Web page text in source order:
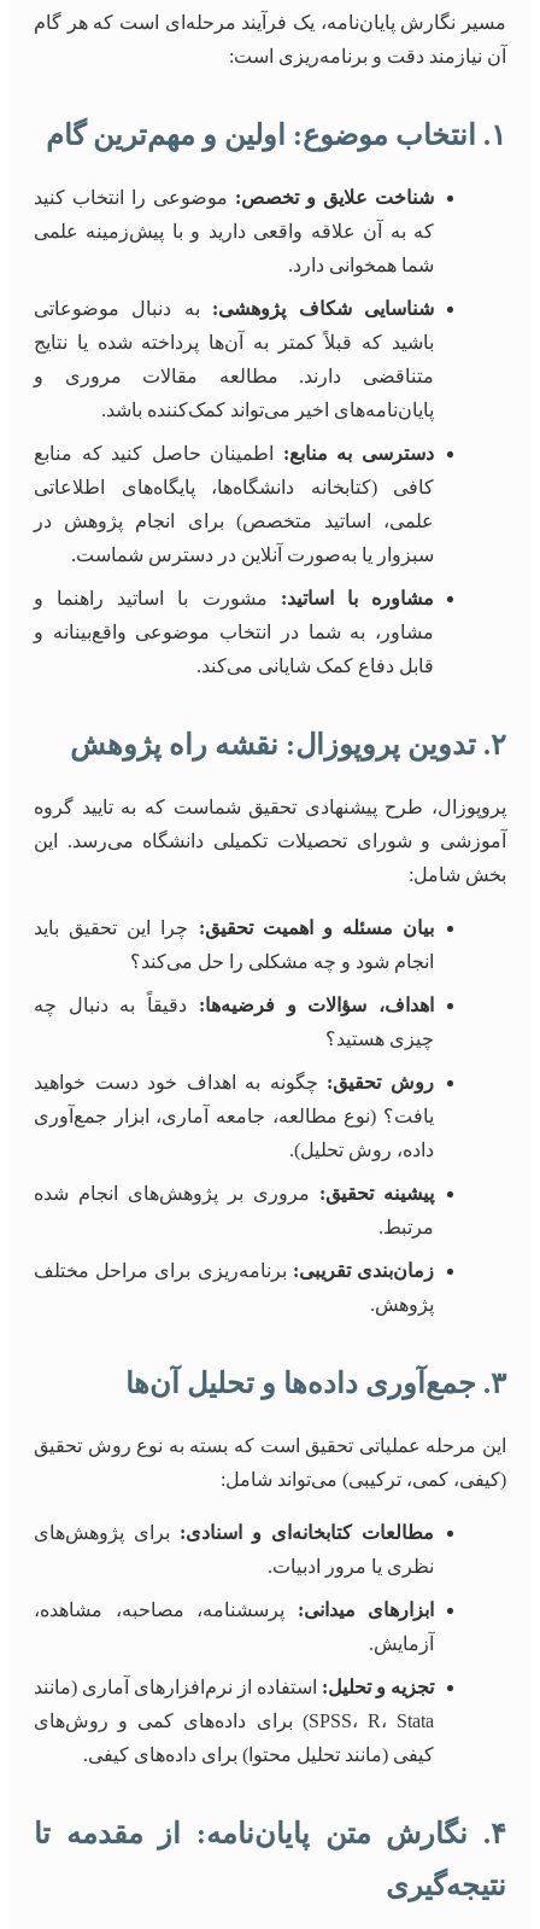
مسیر نگارش پایان‌نامه، یک فرآیند مرحله‌ای است که هر گام
آن نیازمند دقت و برنامه‌ریزی است:
۱. انتخاب موضوع: اولین و مهم‌ترین گام
شناخت علایق و تخصص: موضوعی را انتخاب کنید
که به آن علاقه واقعی دارید و با پیش‌زمینه علمی
شما همخوانی دارد.
شناسایی شکاف پژوهشی: به دنبال موضوعاتی
باشید که قبلاً کمتر به آن‌ها پرداخته شده یا نتایج
متناقضی دارند. مطالعه مقالات مروری و
پایان‌نامه‌های اخیر می‌تواند کمک‌کننده باشد.
دسترسی به منابع: اطمینان حاصل کنید که منابع
کافی (کتابخانه دانشگاه‌ها، پایگاه‌های اطلاعاتی
علمی، اساتید متخصص) برای انجام پژوهش در
سبزوار یا به‌صورت آنلاین در دسترس شماست.
مشاوره با اساتید: مشورت با اساتید راهنما و
مشاور، به شما در انتخاب موضوعی واقع‌بینانه و
قابل دفاع کمک شایانی می‌کند.
۲. تدوین پروپوزال: نقشه راه پژوهش
پروپوزال، طرح پیشنهادی تحقیق شماست که به تایید گروه
آموزشی و شورای تحصیلات تکمیلی دانشگاه می‌رسد. این
بخش شامل:
بیان مسئله و اهمیت تحقیق: چرا این تحقیق باید
انجام شود و چه مشکلی را حل می‌کند؟
اهداف، سؤالات و فرضیه‌ها: دقیقاً به دنبال چه
چیزی هستید؟
روش تحقیق: چگونه به اهداف خود دست خواهید
یافت؟ (نوع مطالعه، جامعه آماری، ابزار جمع‌آوری
داده، روش تحلیل).
پیشینه تحقیق: مروری بر پژوهش‌های انجام شده
مرتبط.
زمان‌بندی تقریبی: برنامه‌ریزی برای مراحل مختلف
پژوهش.
۳. جمع‌آوری داده‌ها و تحلیل آن‌ها
این مرحله عملیاتی تحقیق است که بسته به نوع روش تحقیق
(کیفی، کمی، ترکیبی) می‌تواند شامل:
مطالعات کتابخانه‌ای و اسنادی: برای پژوهش‌های
نظری یا مرور ادبیات.
ابزارهای میدانی: پرسشنامه، مصاحبه، مشاهده،
آزمایش.
تجزیه و تحلیل: استفاده از نرم‌افزارهای آماری (مانند
SPSS، R، Stata) برای داده‌های کمی و روش‌های
کیفی (مانند تحلیل محتوا) برای داده‌های کیفی.
۴. نگارش متن پایان‌نامه: از مقدمه تا
نتیجه‌گیری